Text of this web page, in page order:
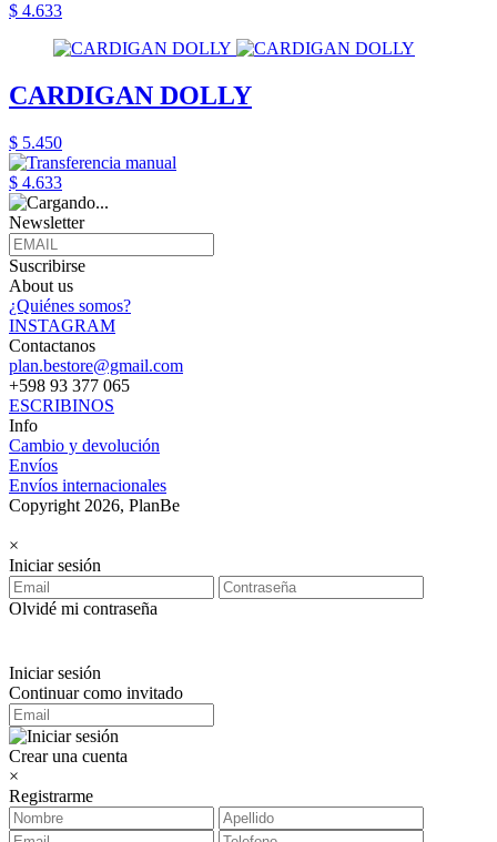
$ 4.633
CARDIGAN DOLLY
$ 5.450
$ 4.633
Newsletter
Suscribirse
About us
¿Quiénes somos?
INSTAGRAM
Contactanos
plan.bestore@gmail.com
+598 93 377 065
ESCRIBINOS
Info
Cambio y devolución
Envíos
Envíos internacionales
Copyright 2026, PlanBe
×
Iniciar sesión
Olvidé mi contraseña
Iniciar sesión
Continuar como invitado
Crear una cuenta
×
Registrarme